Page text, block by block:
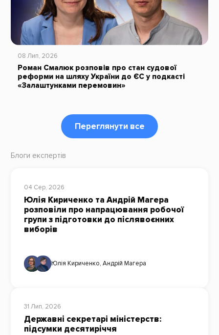
08 Лип, 2026
Роман Смалюк розповів про стан судової
реформи на шляху України до ЄС у подкасті
«Залаштунками перемовин»
Переглянути все
Блоги експертів
04 Сер, 2026
Юлія Кириченко та Андрій Магера
розповіли про напрацювання робочої
групи з підготовки до післявоєнних
виборів
Юлія Кириченко, Андрій Магера
31 Лип, 2026
Державні секретарі міністерств:
підсумки десятиріччя